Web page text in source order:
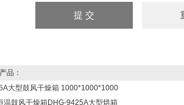
品：
大型鼓风干燥箱 1000*1000*1000
温鼓风干燥箱DHG-9425A大型烘箱